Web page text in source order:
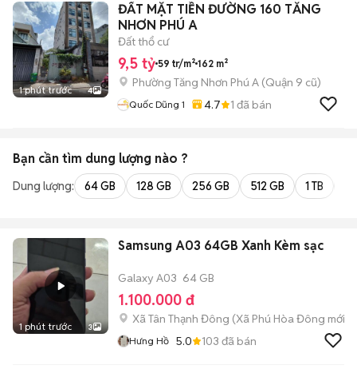
1 phút trước 4
ĐẤT MẶT TIỀN ĐƯỜNG 160 TĂNG
NHƠN PHÚ A
Đất thổ cư
9,5 tỷ 59 tr/m² 162 m²
Phường Tăng Nhơn Phú A (Quận 9 cũ)
Quốc Dũng 1 4.7 1 đã bán
Bạn cần tìm dung lượng nào ?
Dung lượng: 64 GB 128 GB 256 GB 512 GB 1 TB
1 phút trước 3
Samsung A03 64GB Xanh Kèm sạc
Galaxy A03 64 GB
1.100.000 đ
Xã Tân Thạnh Đông (Xã Phú Hòa Đông mới)
Hưng Hồ 5.0 103 đã bán